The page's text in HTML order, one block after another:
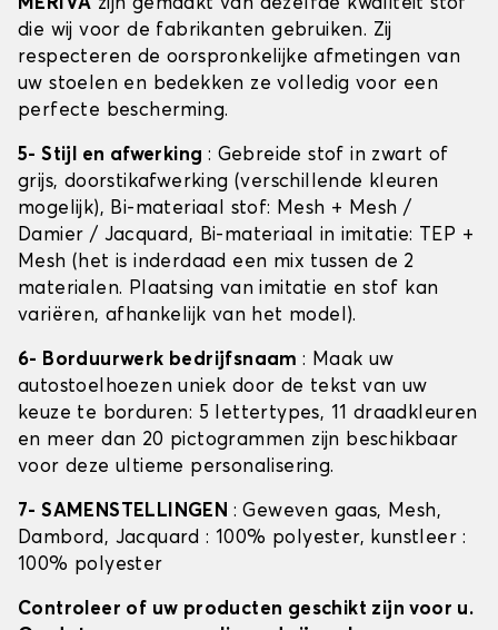
MERIVA zijn gemaakt van dezelfde kwaliteit stof
die wij voor de fabrikanten gebruiken. Zij
respecteren de oorspronkelijke afmetingen van
uw stoelen en bedekken ze volledig voor een
perfecte bescherming.
5- Stijl en afwerking : Gebreide stof in zwart of
grijs, doorstikafwerking (verschillende kleuren
mogelijk), Bi-materiaal stof: Mesh + Mesh /
Damier / Jacquard, Bi-materiaal in imitatie: TEP +
Mesh (het is inderdaad een mix tussen de 2
materialen. Plaatsing van imitatie en stof kan
variëren, afhankelijk van het model).
6- Borduurwerk bedrijfsnaam: Maak uw
autostoelhoezen uniek door de tekst van uw
keuze te borduren: 5 lettertypes, 11 draadkleuren
en meer dan 20 pictogrammen zijn beschikbaar
voor deze ultieme personalisering.
7- SAMENSTELLINGEN : Geweven gaas, Mesh,
Dambord, Jacquard : 100% polyester, kunstleer :
100% polyester
Controleer of uw producten geschikt zijn voor u.